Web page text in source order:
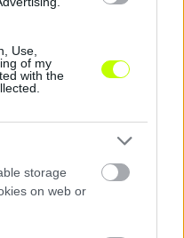
Use,
of my
with the
storage
on web or
a Ferencváros a